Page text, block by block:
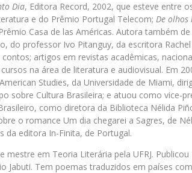
Dia, Editora Record, 2002, que esteve entre
e do Prêmio Portugal Telecom; De olhos
Casa de las Américas. Autora também de
do professor Ivo Pitanguy, da escritora Rachel
artigos em revistas acadêmicas,
na área de literatura e audiovisual. Em
Studies, da Universidade de Miami,
sobre Cultura Brasileira; e atuou como vice-
como diretora da Biblioteca Nélida
o romance Um dia chegarei a Sagres, de
da editora In-Finita, de Portugal.
em Teoria Literária pela UFRJ. Publicou
Jabuti. Tem poemas traduzidos em países